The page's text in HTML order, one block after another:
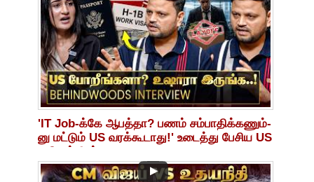
'IT Job-க்கே ஆபத்தா? பணம் சம்பாதிக்கணும்-
னு மட்டும் US வரக்கூடாது!' உடைத்து பேசிய US
தமிழன் பேட்டி